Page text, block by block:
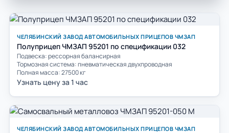
ЧЕЛЯБИНСКИЙ ЗАВОД АВТОМОБИЛЬНЫХ ПРИЦЕПОВ ЧМЗАП
Полуприцеп ЧМЗАП 95201 по спецификации 032
Подвеска: рессорная балансирная
Тормозная система: пневматическая двухпроводная
Полная масса: 27500 кг
Узнать цену за 1 час
ЧЕЛЯБИНСКИЙ ЗАВОД АВТОМОБИЛЬНЫХ ПРИЦЕПОВ ЧМЗАП